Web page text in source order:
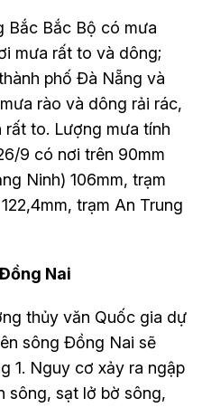
Bắc Bộ có mưa
mưa rất to và dông;
phố Đà Nẵng và
rào và dông rải rác,
to. Lượng mưa tính
9 có nơi trên 90mm
Ninh) 106mm, trạm
trạm An Trung
Nai
thủy văn Quốc gia dự
sông Đồng Nai sẽ
1. Nguy cơ xảy ra ngập
sông, sạt lở bờ sông,